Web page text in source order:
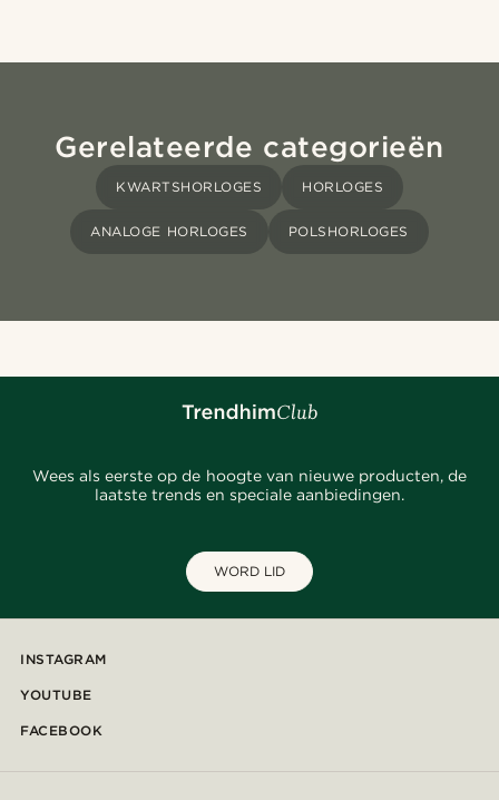
Gerelateerde categorieën
KWARTSHORLOGES HORLOGES
ANALOGE HORLOGES POLSHORLOGES
Wees als eerste op de hoogte van nieuwe producten, de
laatste trends en speciale aanbiedingen.
WORD LID
INSTAGRAM
YOUTUBE
FACEBOOK